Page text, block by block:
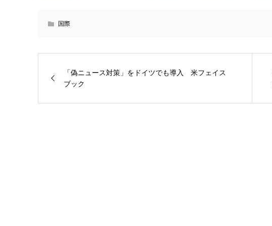
国際
「偽ニュース対策」をドイツでも導入 米フェイス
ブック